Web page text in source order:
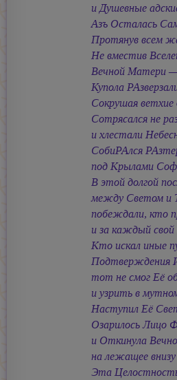
и Душевные
Азъ Осталась
Протянув всем
Не вместив
Вечной Матери —
Купола
Сокрушая ветхие
Сотрясался не
и хлестали
СобиРАлся
под Крылами
В этой долгой
между Светом и
побеждали, кто
и за каждый
Кто искал иные
Подтверждения
тот не смог Её
и узрить в
Наступил Её
Озарилось Лицо
и Откинула
на лежащее
Эта